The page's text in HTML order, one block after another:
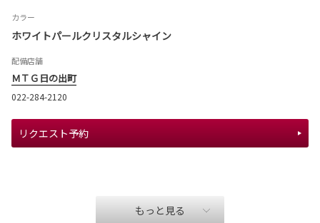
カラー
ホワイトパールクリスタルシャイン
配備店舗
ＭＴＧ日の出町
022-284-2120
リクエスト予約
もっと見る